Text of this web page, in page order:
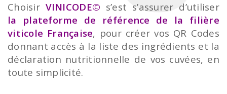
Choisir VINICODE© s’est s’assurer d’utiliser
la plateforme de référence de la filière
viticole Française, pour créer vos QR Codes
donnant accès à la liste des ingrédients et la
déclaration nutritionnelle de vos cuvées, en
toute simplicité.